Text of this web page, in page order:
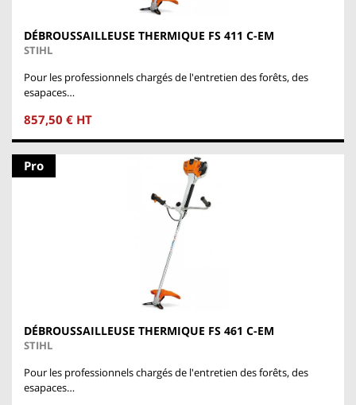
DÉBROUSSAILLEUSE THERMIQUE FS 411 C-EM
STIHL
Pour les professionnels chargés de l'entretien des forêts, des
esapaces…
857,50 € HT
Pro
DÉBROUSSAILLEUSE THERMIQUE FS 461 C-EM
STIHL
Pour les professionnels chargés de l'entretien des forêts, des
esapaces…